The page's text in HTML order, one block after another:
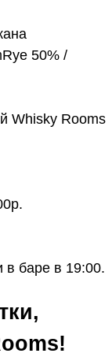
50% /
Whisky Rooms
в баре в 19:00.